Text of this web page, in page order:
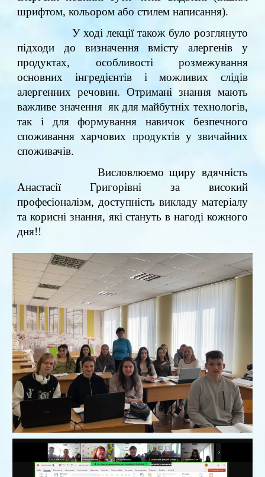
шрифтом, кольором або стилем написання).
У ході лекції також було розглянуто
підходи до визначення вмісту алергенів у
продуктах, особливості розмежування
основних інгредієнтів і можливих слідів
алергенних речовин. Отримані знання мають
важливе значення як для майбутніх технологів,
так і для формування навичок безпечного
споживання харчових продуктів у звичайних
споживачів.
Висловлюємо щиру вдячність
Анастасії Григорівні за високий
професіоналізм, доступність викладу матеріалу
та корисні знання, які стануть в нагоді кожного
дня!!